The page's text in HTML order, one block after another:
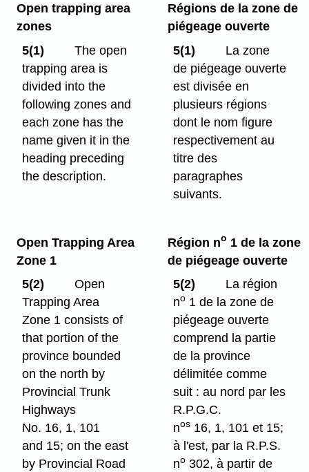
Open trapping area
zones
5(1)
The open
trapping area is
divided into the
following zones and
each zone has the
name given it in the
heading preceding
the description.
Régions de la zone de
piégeage ouverte
5(1)
La zone
de piégeage ouverte
est divisée en
plusieurs régions
dont le nom figure
respectivement au
titre des
paragraphes
suivants.
Open Trapping Area
Zone 1
5(2)
Open
Trapping Area
Zone 1 consists of
that portion of the
province bounded
on the north by
Provincial Trunk
Highways
No. 16, 1, 101
and 15; on the east
by Provincial Road
Région no 1 de la zone
de piégeage ouverte
5(2)
La région
no 1 de la zone de
piégeage ouverte
comprend la partie
de la province
délimitée comme
suit : au nord par les
R.P.G.C.
nos 16, 1, 101 et 15;
à l'est, par la R.P.S.
no 302, à partir de